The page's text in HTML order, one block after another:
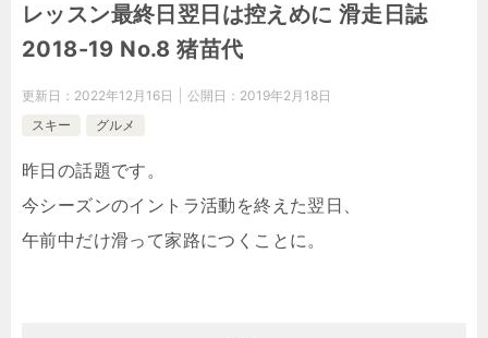
レッスン最終日翌日は控えめに 滑走日誌
2018-19 No.8 猪苗代
更新日： 2022年12月16日 公開日： 2019年2月18日
スキー
グルメ
昨日の話題です。
今シーズンのイントラ活動を終えた翌日、
午前中だけ滑って家路につくことに。